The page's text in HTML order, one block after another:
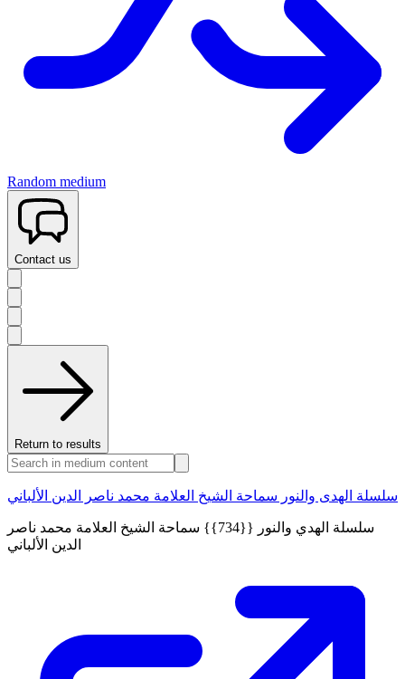
Random medium
Contact us
Return to results
سلسلة الهدى والنور سماحة الشيخ العلامة محمد ناصر الدين الألباني
سلسلة الهدي والنور {{734}} سماحة الشيخ العلامة محمد ناصر
الدين الألباني